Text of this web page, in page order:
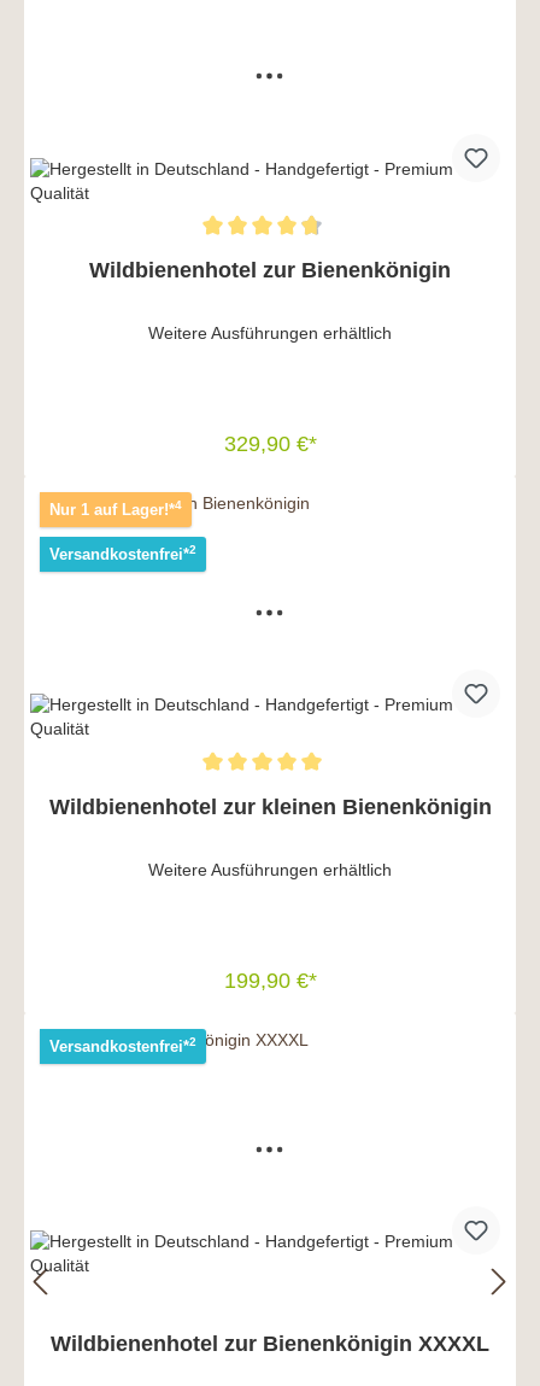
Wildbienenhotel zur Bienenkönigin
Weitere Ausführungen erhältlich
329,90 €*
In den Warenkorb
Nur 1 auf Lager!*4
Versandkostenfrei*2
Wildbienenhotel zur kleinen Bienenkönigin
Weitere Ausführungen erhältlich
199,90 €*
In den Warenkorb
Versandkostenfrei*2
Wildbienenhotel zur Bienenkönigin XXXXL